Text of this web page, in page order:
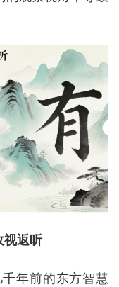
视返听
年前的东方智慧